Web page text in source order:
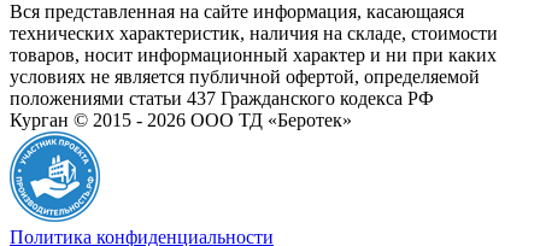
Вся представленная на сайте информация, касающаяся
технических характеристик, наличия на складе, стоимости
товаров, носит информационный характер и ни при каких
условиях не является публичной офертой, определяемой
положениями статьи 437 Гражданского кодекса РФ
Курган © 2015 - 2026 ООО ТД «Беротек»
Политика конфиденциальности